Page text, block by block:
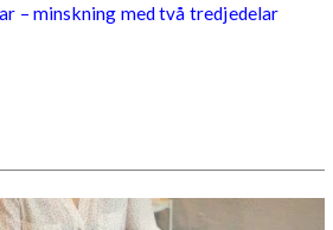
– minskning med två tredjedelar